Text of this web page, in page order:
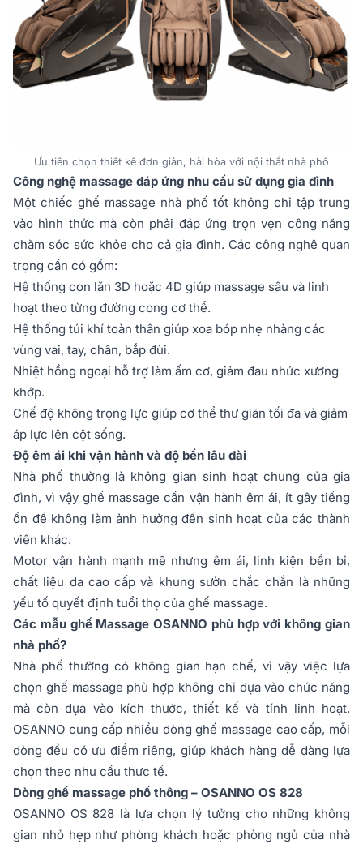
Ưu tiên chọn thiết kế đơn giản, hài hòa với nội thất nhà phố
Công nghệ massage đáp ứng nhu cầu sử dụng gia đình
Một chiếc ghế massage nhà phố tốt không chỉ tập trung
vào hình thức mà còn phải đáp ứng trọn vẹn công năng
chăm sóc sức khỏe cho cả gia đình. Các công nghệ quan
trọng cần có gồm:
Hệ thống con lăn 3D hoặc 4D giúp massage sâu và linh
hoạt theo từng đường cong cơ thể.
Hệ thống túi khí toàn thân giúp xoa bóp nhẹ nhàng các
vùng vai, tay, chân, bắp đùi.
Nhiệt hồng ngoại hỗ trợ làm ấm cơ, giảm đau nhức xương
khớp.
Chế độ không trọng lực giúp cơ thể thư giãn tối đa và giảm
áp lực lên cột sống.
Độ êm ái khi vận hành và độ bền lâu dài
Nhà phố thường là không gian sinh hoạt chung của gia
đình, vì vậy ghế massage cần vận hành êm ái, ít gây tiếng
ồn để không làm ảnh hưởng đến sinh hoạt của các thành
viên khác.
Motor vận hành mạnh mẽ nhưng êm ái, linh kiện bền bỉ,
chất liệu da cao cấp và khung sườn chắc chắn là những
yếu tố quyết định tuổi thọ của ghế massage.
Các mẫu ghế Massage OSANNO phù hợp với không gian
nhà phố?
Nhà phố thường có không gian hạn chế, vì vậy việc lựa
chọn ghế massage phù hợp không chỉ dựa vào chức năng
mà còn dựa vào kích thước, thiết kế và tính linh hoạt.
OSANNO cung cấp nhiều dòng ghế massage cao cấp, mỗi
dòng đều có ưu điểm riêng, giúp khách hàng dễ dàng lựa
chọn theo nhu cầu thực tế.
Dòng ghế massage phổ thông – OSANNO OS 828
OSANNO OS 828 là lựa chọn lý tưởng cho những không
gian nhỏ hẹp như phòng khách hoặc phòng ngủ của nhà